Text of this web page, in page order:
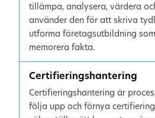
tillämpa, analysera, värdera
använder den för att skriva
utforma företagsutbildning
memorera fakta.
Certifieringshantering
Certifieringshantering är
följa upp och förnya